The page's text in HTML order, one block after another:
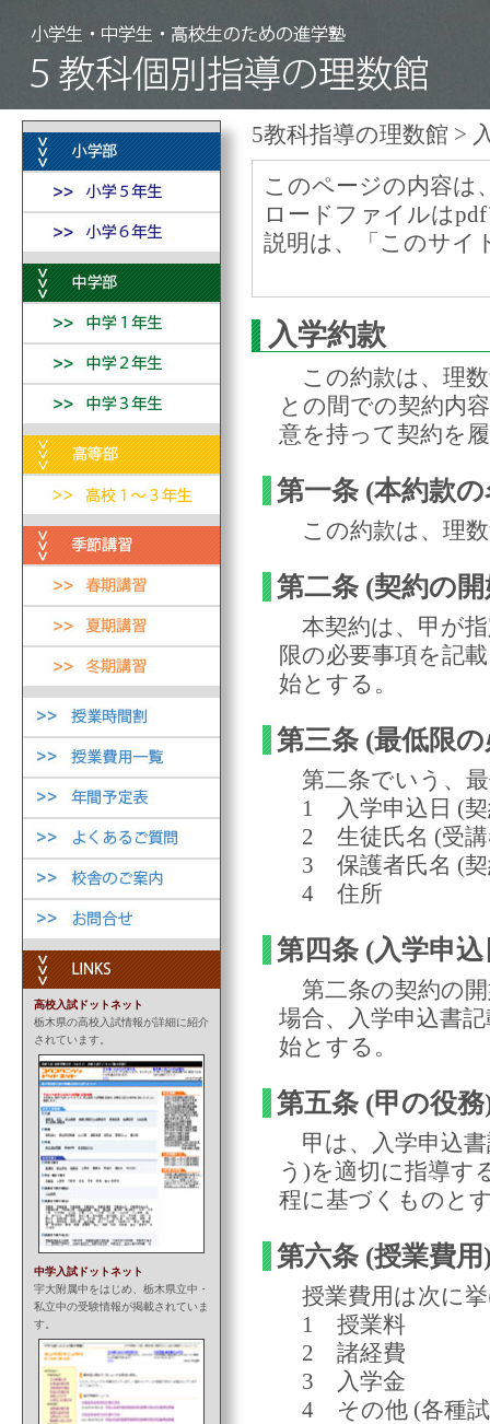
高校入試ドットネット
栃木県の高校入試情報が詳細に紹介
されています。
中学入試ドットネット
宇大附属中をはじめ、栃木県立中・
私立中の受験情報が掲載されていま
す。
5教科指導の理数館 >
このページの内容は
ロードファイルは
説明は、「 このサイ
入学約款
この約款は、理
との間での契約内
意を持って契約を
第一条 (本約款
この約款は、理
第二条 (契約の開
本契約は、甲が指
限の必要事項を記
始とする。
第三条 (最低限
第二条でいう、
1 入学申込日 (契
2 生徒氏名 (受講
3 保護者氏名 (契
4 住所
第四条 (入学申込
第二条の契約の開
場合、入学申込書
始とする。
第五条 (甲の役務
甲は、入学申込書
う)を適切に指導す
程に基づくものと
第六条 (授業費用
授業費用は次に
1 授業料
2 諸経費
3 入学金
4 その他 (各種試